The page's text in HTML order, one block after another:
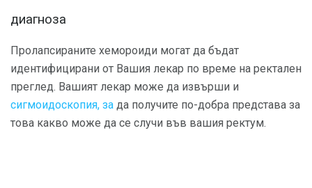
диагноза
Пролапсираните хемороиди могат да бъдат
идентифицирани от Вашия лекар по време на ректален
преглед. Вашият лекар може да извърши и
сигмоидоскопия, за да получите по-добра представа за
това какво може да се случи във вашия ректум.